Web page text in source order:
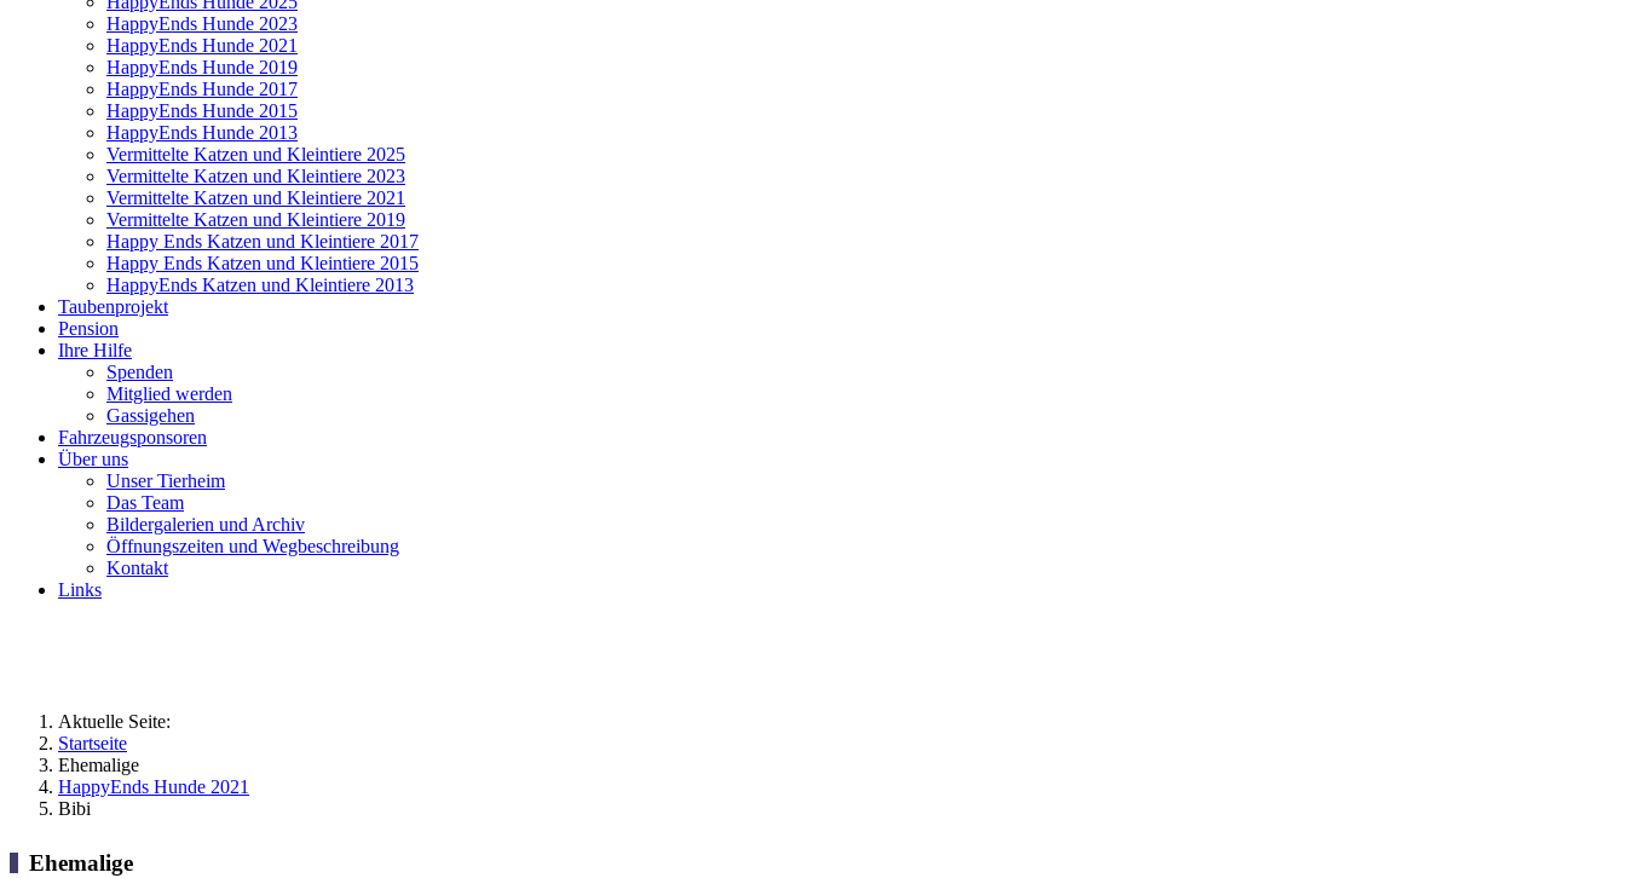
HappyEnds Hunde 2023
HappyEnds Hunde 2021
HappyEnds Hunde 2019
HappyEnds Hunde 2017
HappyEnds Hunde 2015
HappyEnds Hunde 2013
Vermittelte Katzen und Kleintiere 2025
Vermittelte Katzen und Kleintiere 2023
Vermittelte Katzen und Kleintiere 2021
Vermittelte Katzen und Kleintiere 2019
Happy Ends Katzen und Kleintiere 2017
Happy Ends Katzen und Kleintiere 2015
HappyEnds Katzen und Kleintiere 2013
Taubenprojekt
Pension
Ihre Hilfe
Spenden
Mitglied werden
Gassigehen
Fahrzeugsponsoren
Über uns
Unser Tierheim
Das Team
Bildergalerien und Archiv
Öffnungszeiten und Wegbeschreibung
Kontakt
Links
Aktuelle Seite:
Startseite
Ehemalige
HappyEnds Hunde 2021
Bibi
Ehemalige